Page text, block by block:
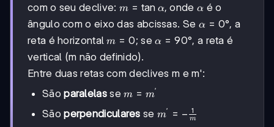
com o seu declive: m =
\tan\alpha
m = tan α, onde \alpha
α é o
ângulo com o eixo das abcissas. Se \alpha
= 0°
α = 0°, a
reta é horizontalm
=
0
m = 0; se\alpha
α = 90°, a reta é
vertical (m não definido).
Entre duas retas com declives m e m':
Sãoparalelassem
m'
m = m′
Sãoperpendiculares se m' = -
m′ = − m
1